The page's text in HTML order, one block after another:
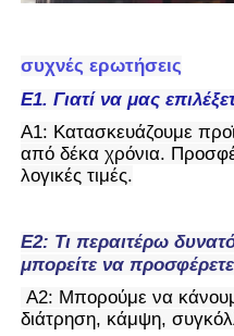
συχνές ερωτήσεις
Ε1. Γιατί να μας
Α1: Κατασκευάζουμε
από δέκα χρόνια.
λογικές τιμές.
Ε2: Τι περαιτέρω
μπορείτε να
Α2: Μπορούμε να
διάτρηση, κάμψη,